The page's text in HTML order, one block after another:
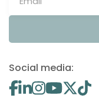
Social media: